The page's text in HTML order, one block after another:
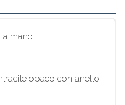
a mano
opaco con anello